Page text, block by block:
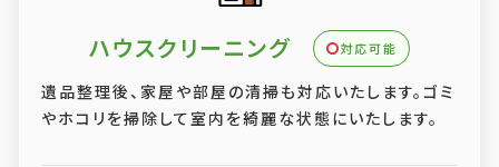
ハウスクリーニング 対応可能
遺品整理後、家屋や部屋の清掃も対応いたします。ゴミ
やホコリを掃除して室内を綺麗な状態にいたします。